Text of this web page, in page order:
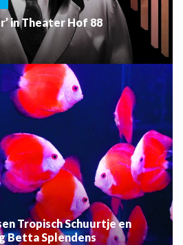
in Theater Hof 88
Tropisch Schuurtje en
Betta Splendens